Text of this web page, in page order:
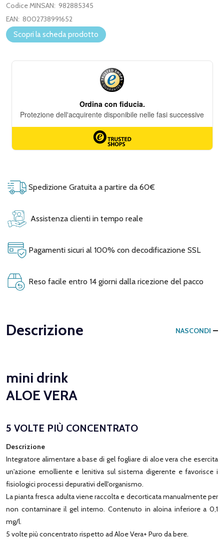
Codice MINSAN: 982885345
EAN: 8002738991652
Scopri la scheda prodotto
Spedizione Gratuita a partire da 60€
Assistenza clienti in tempo reale
Pagamenti sicuri al 100% con decodificazione SSL
Reso facile entro 14 giorni dalla ricezione del pacco
Descrizione NASCONDI
mini drink
ALOE VERA
5 VOLTE PIÙ CONCENTRATO
Descrizione
Integratore alimentare a base di gel fogliare di aloe vera che esercita
un'azione emolliente e lenitiva sul sistema digerente e favorisce i
fisiologici processi depurativi dell'organismo.
La pianta fresca adulta viene raccolta e decorticata manualmente per
non contaminare il gel interno. Contenuto in aloina inferiore a 0,1
mg/l.
5 volte più concentrato rispetto ad Aloe Vera+ Puro da bere.